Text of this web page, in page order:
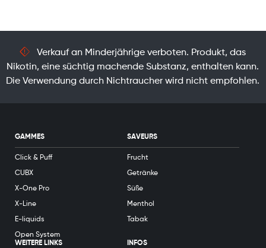
Verkauf an Minderjährige verboten. Produkt, das
Nikotin, eine süchtig machende Substanz, enthalten kann.
Die Verwendung durch Nichtraucher wird nicht empfohlen.
GAMMES
Click & Puff
CUBX
X-One Pro
X-Line
E-liquids
Open System
SAVEURS
Frucht
Getränke
Süße
Menthol
Tabak
WEITERE LINKS INFOS